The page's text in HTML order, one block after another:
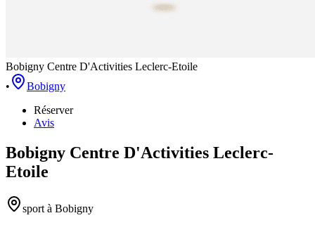
Bobigny Centre D'Activities Leclerc-Etoile
•
Bobigny
Réserver
Avis
Bobigny Centre D'Activities Leclerc-
Etoile
sport à Bobigny